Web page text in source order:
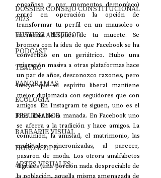
DOSSIER CONSEJO CONSTITUCIONAL
2023
FUTURO ANTERIOR
PODCAST
TEATRO
PANORAMAS
ECOLOGÍA
FREUDIANOS
BARBARIE VISUAL
HORÓSCOPO
ARTES VISUALES
engañoso y por momentos demoníaco)
entró en operación la opción de
transformar tu perfil en un mausoleo o
memorial después de tu muerte. Se
bromea con la idea de que Facebook se ha
convertido en un geriátrico. Hubo una
migración masiva a otras plataformas hace
un par de años, desconozco razones, pero
intuyo que el espíritu liberal mantiene
mejor diplomacia con seguidores que con
amigos. En Instagram te siguen, uno es el
lobo líder de la manada. En Facebook uno
se aferra a la tradición y hace amigos. La
comunión, la amistad, el matrimonio, las
multitudes sincronizadas, al parecer,
pasaron de moda. Los otrora analfabetos
digitales (una porción nada despreciable de
la población, aquella misma amenazada de